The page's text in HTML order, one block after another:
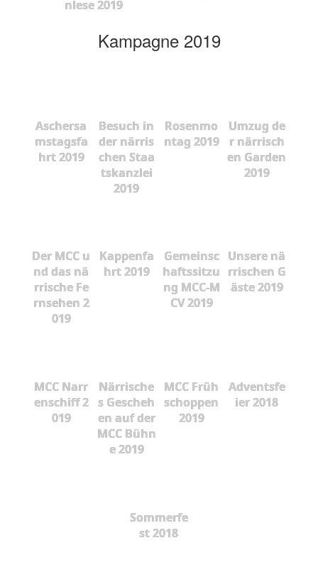
nlese 2019
Kampagne 2019
Aschersa
mstagsfa
hrt 2019
Besuch in
der närris
chen Staa
tskanzlei
2019
Rosenmo
ntag 2019
Umzug de
r närrisch
en Garden
2019
Der MCC u
nd das nä
rrische Fe
rnsehen 2
019
Kappenfa
hrt 2019
Gemeinsc
haftssitzu
ng MCC-M
CV 2019
Unsere nä
rrischen G
äste 2019
MCC Narr
enschiff 2
019
Närrische
s Gescheh
en auf der
MCC Bühn
e 2019
MCC Früh
schoppen
2019
Adventsfe
ier 2018
Sommerfe
st 2018